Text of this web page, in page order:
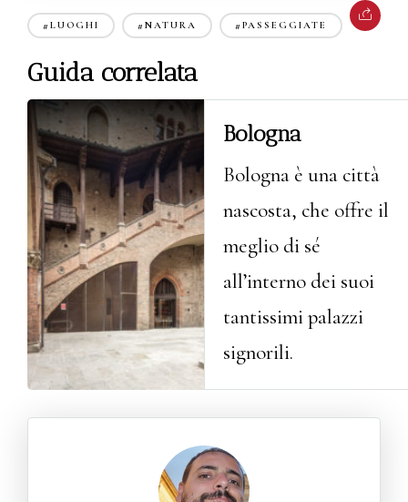
#LUOGHI #NATURA #PASSEGGIATE
Guida correlata
Bologna
Bologna è una città
nascosta, che offre il
meglio di sé
all’interno dei suoi
tantissimi palazzi
signorili.